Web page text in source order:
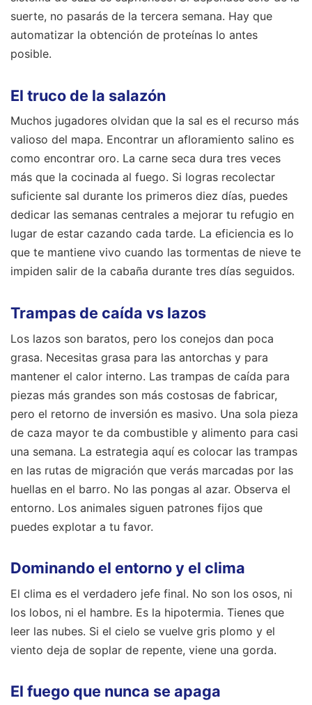
suerte, no pasarás de la tercera semana. Hay que
automatizar la obtención de proteínas lo antes
posible.
El truco de la salazón
Muchos jugadores olvidan que la sal es el recurso más
valioso del mapa. Encontrar un afloramiento salino es
como encontrar oro. La carne seca dura tres veces
más que la cocinada al fuego. Si logras recolectar
suficiente sal durante los primeros diez días, puedes
dedicar las semanas centrales a mejorar tu refugio en
lugar de estar cazando cada tarde. La eficiencia es lo
que te mantiene vivo cuando las tormentas de nieve te
impiden salir de la cabaña durante tres días seguidos.
Trampas de caída vs lazos
Los lazos son baratos, pero los conejos dan poca
grasa. Necesitas grasa para las antorchas y para
mantener el calor interno. Las trampas de caída para
piezas más grandes son más costosas de fabricar,
pero el retorno de inversión es masivo. Una sola pieza
de caza mayor te da combustible y alimento para casi
una semana. La estrategia aquí es colocar las trampas
en las rutas de migración que verás marcadas por las
huellas en el barro. No las pongas al azar. Observa el
entorno. Los animales siguen patrones fijos que
puedes explotar a tu favor.
Dominando el entorno y el clima
El clima es el verdadero jefe final. No son los osos, ni
los lobos, ni el hambre. Es la hipotermia. Tienes que
leer las nubes. Si el cielo se vuelve gris plomo y el
viento deja de soplar de repente, viene una gorda.
El fuego que nunca se apaga